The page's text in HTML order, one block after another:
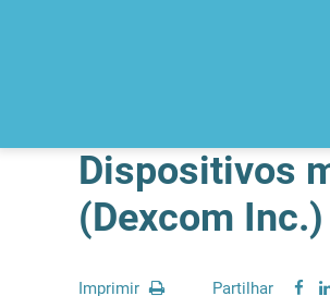
Dispositivos
(Dexcom Inc.)
Imprimir Partilhar